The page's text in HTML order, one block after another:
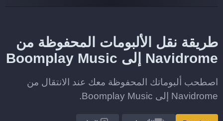
طريقة نقل الألبومات المحفوظة من
Navidrome إلى Boomplay Music
اصطحب ألبوماتك المحفوظة معك عند الانتقال من
Navidrome إلى Boomplay Music.